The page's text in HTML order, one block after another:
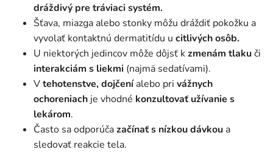
dráždivý pre tráviaci systém.
Šťava, miazga alebo stonky môžu dráždiť pokožku a
vyvolať kontaktnú dermatitídu u citlivých osôb.
U niektorých jedincov môže dôjsť kzmenám tlakuči
interakciám s liekmi (najmä sedatívami).
Vtehotenstve, dojčeníalebo pri vážnych
ochoreniach je vhodné konzultovať užívanie s
lekárom.
Často sa odporúčazačínaťs nízkou dávkou a
sledovať reakcie tela.